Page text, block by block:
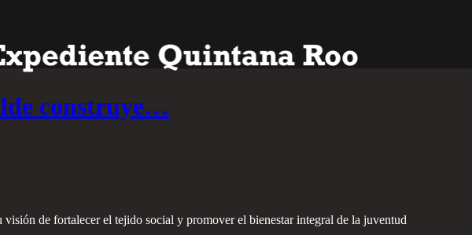
construye…
de fortalecer el tejido social y promover el bienestar integral de la juventud